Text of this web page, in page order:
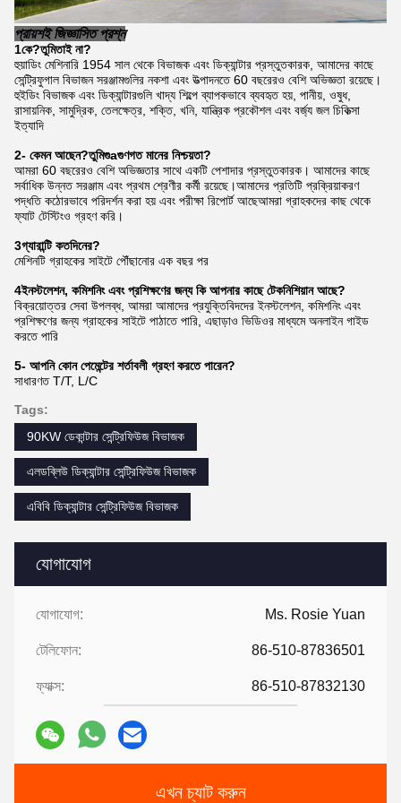
যোগাযোগ
যোগাযোগ: Ms. Rosie Yuan
টেলিফোন: 86-510-87836501
ফ্যাক্স: 86-510-87832130
এখন চ্যাট করুন
প্রায়শই জিজ্ঞাসিত প্রশ্ন
1কে?তুমিতাই না?
হুয়াডিং মেশিনারি 1954 সাল থেকে বিভাজক এবং ডিক্যান্টার প্রস্তুতকারক, আমাদের কাছে
সেন্ট্রিফুগাল বিভাজন সরঞ্জামগুলির নকশা এবং উত্পাদনতে 60 বছরেরও বেশি অভিজ্ঞতা রয়েছে।
হুইডিং বিভাজক এবং ডিক্যান্টারগুলি খাদ্য শিল্পে ব্যাপকভাবে ব্যবহৃত হয়, পানীয়, ওষুধ,
রাসায়নিক, সামুদ্রিক, তেলক্ষেত্র, শক্তি, খনি, যান্ত্রিক প্রকৌশল এবং বর্জ্য জল চিকিত্সা
ইত্যাদি
2- কেমন আছেন?তুমিগুaগুণগত মানের নিশ্চয়তা?
আমরা 60 বছরেরও বেশি অভিজ্ঞতার সাথে একটি পেশাদার প্রস্তুতকারক। আমাদের কাছে
সর্বাধিক উন্নত সরঞ্জাম এবং প্রথম শ্রেণীর কর্মী রয়েছে।আমাদের প্রতিটি প্রক্রিয়াকরণ
পদ্ধতি কঠোরভাবে পরিদর্শন করা হয় এবং পরীক্ষা রিপোর্ট আছেআমরা গ্রাহকদের কাছ থেকে
ফ্যাট টেস্টিংও গ্রহণ করি।
3গ্যারান্টি কতদিনের?
মেশিনটি গ্রাহকের সাইটে পৌঁছানোর এক বছর পর
4ইনস্টলেশন, কমিশনিং এবং প্রশিক্ষণের জন্য কি আপনার কাছে টেকনিশিয়ান আছে?
বিক্রয়োত্তর সেবা উপলব্ধ, আমরা আমাদের প্রযুক্তিবিদদের ইনস্টলেশন, কমিশনিং এবং
প্রশিক্ষণের জন্য গ্রাহকের সাইটে পাঠাতে পারি, এছাড়াও ভিডিওর মাধ্যমে অনলাইন গাইড
করতে পারি
5- আপনি কোন পেমেন্টের শর্তাবলী গ্রহণ করতে পারেন?
সাধারণত T/T, L/C
Tags:
90KW ডেকান্টার সেন্ট্রিফিউজ বিভাজক
এলডব্লিউ ডিক্যান্টার সেন্ট্রিফিউজ বিভাজক
এবিবি ডিক্যান্টার সেন্ট্রিফিউজ বিভাজক